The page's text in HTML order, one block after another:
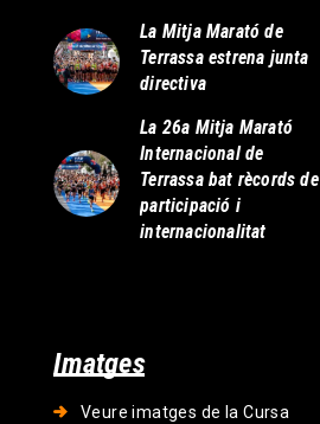
La Mitja Marató de
Terrassa estrena junta
directiva
La 26a Mitja Marató
Internacional de
Terrassa bat rècords de
participació i
internacionalitat
Imatges
Veure imatges de la Cursa